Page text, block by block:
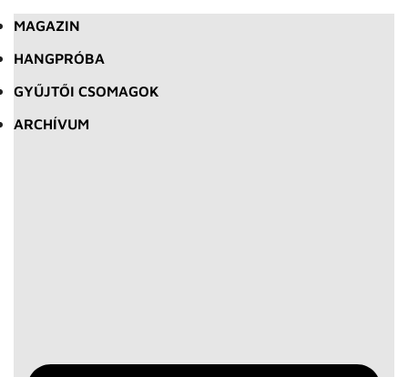
MAGAZIN
HANGPRÓBA
GYŰJTŐI CSOMAGOK
ARCHÍVUM